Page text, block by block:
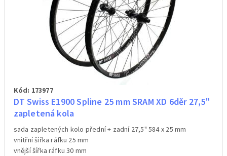
Kód: 173977
DT Swiss E1900 Spline 25 mm SRAM XD 6děr 27,5"
zapletená kola
sada zapletených kolo přední + zadní 27,5" 584 x 25 mm
vnitřní šířka ráfku 25 mm
vnější šířka ráfku 30 mm